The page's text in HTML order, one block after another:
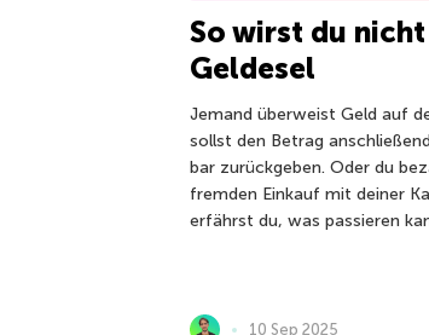
So wirst du
Geldesel
Jemand überweist Geld auf
sollst den Betrag
bar zurückgeben. Oder du
fremden Einkauf mit deiner
erfährst du, was passieren
10 Sep 2025